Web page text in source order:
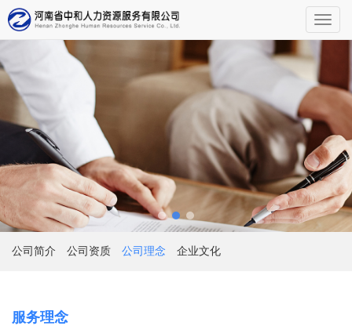
导
航
公司简介 公司资质 公司理念 企业文化
服务理念